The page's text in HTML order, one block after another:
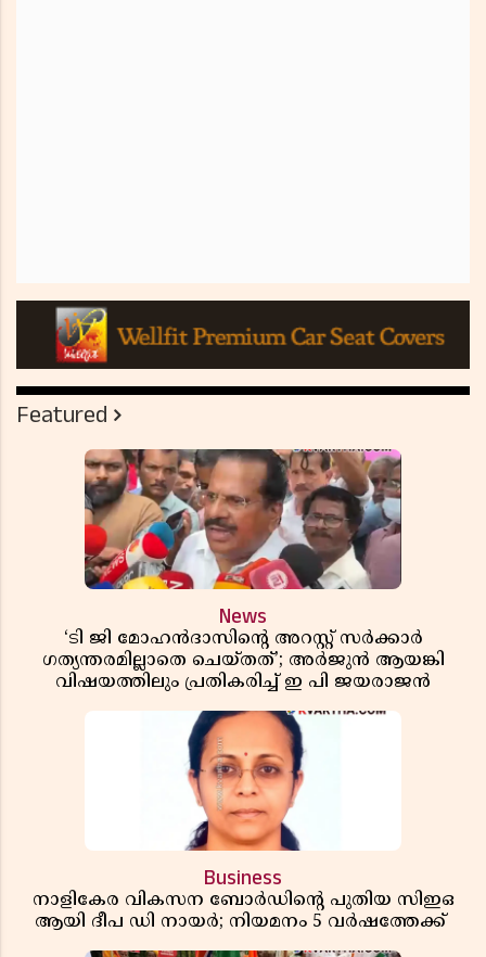
Featured
News
‘ടി ജി മോഹൻദാസിൻ്റെ അറസ്റ്റ് സർക്കാർ
ഗത്യന്തരമില്ലാതെ ചെയ്തത്’; അർജുൻ ആയങ്കി
വിഷയത്തിലും പ്രതികരിച്ച് ഇ പി ജയരാജൻ
Business
നാളികേര വികസന ബോർഡിൻ്റെ പുതിയ സിഇഒ
ആയി ദീപ ഡി നായർ; നിയമനം 5 വർഷത്തേക്ക് ​​​​​​​